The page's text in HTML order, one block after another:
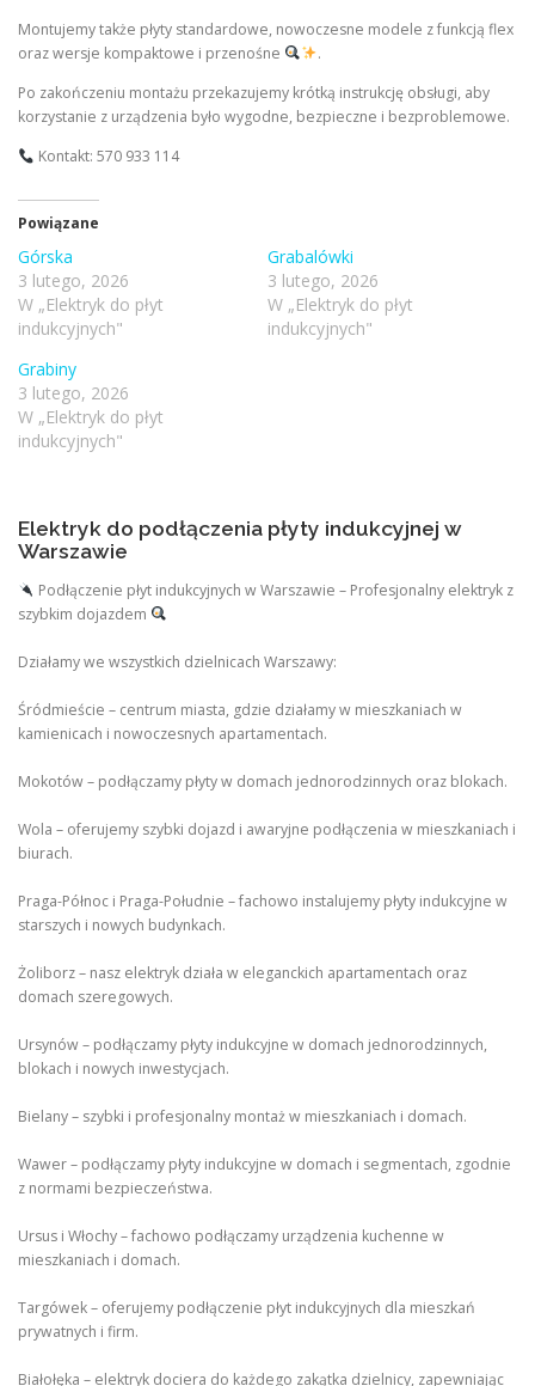
Montujemy także płyty standardowe, nowoczesne modele z funkcją flex
oraz wersje kompaktowe i przenośne
.
Po zakończeniu montażu przekazujemy krótką instrukcję obsługi, aby
korzystanie z urządzenia było wygodne, bezpieczne i bezproblemowe.
Kontakt: 570 933 114
Powiązane
Górska
3 lutego, 2026
W „Elektryk do płyt
indukcyjnych"
Grabalówki
3 lutego, 2026
W „Elektryk do płyt
indukcyjnych"
Grabiny
3 lutego, 2026
W „Elektryk do płyt
indukcyjnych"
Elektryk do podłączenia płyty indukcyjnej w
Warszawie
Podłączenie płyt indukcyjnych w Warszawie – Profesjonalny elektryk z
szybkim dojazdem
Działamy we wszystkich dzielnicach Warszawy:
Śródmieście – centrum miasta, gdzie działamy w mieszkaniach w
kamienicach i nowoczesnych apartamentach.
Mokotów – podłączamy płyty w domach jednorodzinnych oraz blokach.
Wola – oferujemy szybki dojazd i awaryjne podłączenia w mieszkaniach i
biurach.
Praga-Północ i Praga-Południe – fachowo instalujemy płyty indukcyjne w
starszych i nowych budynkach.
Żoliborz – nasz elektryk działa w eleganckich apartamentach oraz
domach szeregowych.
Ursynów – podłączamy płyty indukcyjne w domach jednorodzinnych,
blokach i nowych inwestycjach.
Bielany – szybki i profesjonalny montaż w mieszkaniach i domach.
Wawer – podłączamy płyty indukcyjne w domach i segmentach, zgodnie
z normami bezpieczeństwa.
Ursus i Włochy – fachowo podłączamy urządzenia kuchenne w
mieszkaniach i domach.
Targówek – oferujemy podłączenie płyt indukcyjnych dla mieszkań
prywatnych i firm.
Białołęka – elektryk dociera do każdego zakątka dzielnicy, zapewniając